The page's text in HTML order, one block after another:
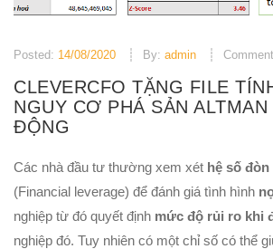
Posted: 14/08/2020 By: admin
CLEVERCFO TẶNG FILE
NGUY CƠ PHÁ SẢN
ĐỘNG
Các nhà đầu tư thường xem xét hệ số
(Financial leverage) để đánh giá tình hình
nghiệp từ đó quyết định mức độ rủi ro khi
nghiệp đó. Tuy nhiên có một chỉ số có thể